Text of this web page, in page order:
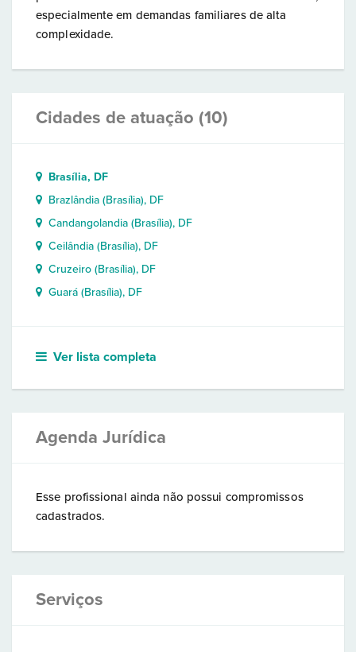
especialmente em demandas familiares de alta
complexidade.
Cidades de atuação (10)
Brasília, DF
Brazlândia (Brasília), DF
Candangolandia (Brasília), DF
Ceilândia (Brasília), DF
Cruzeiro (Brasília), DF
Guará (Brasília), DF
Ver lista completa
Agenda Jurídica
Esse profissional ainda não possui compromissos
cadastrados.
Serviços